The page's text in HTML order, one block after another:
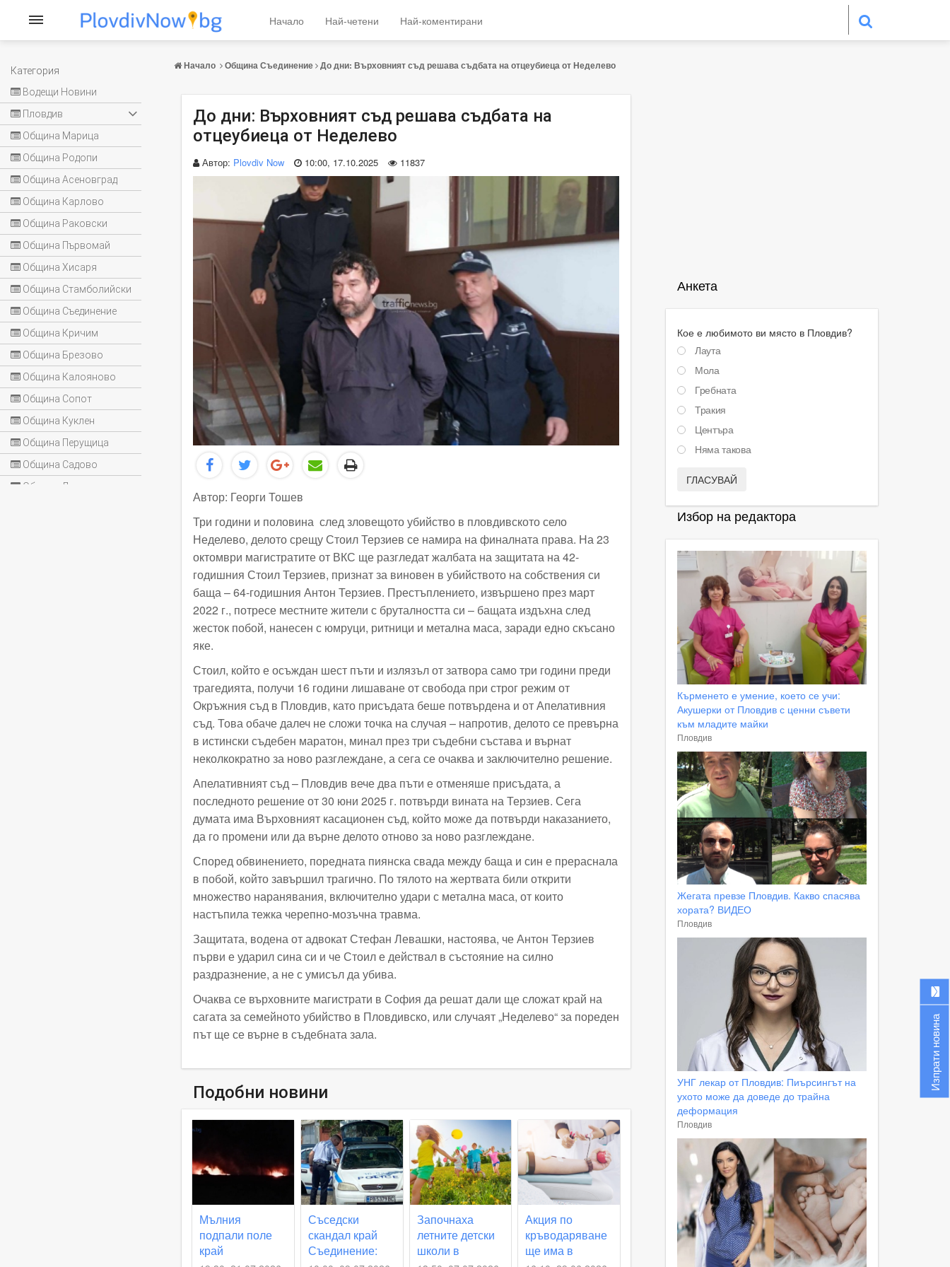
Категория
Водещи Новини
Пловдив
Община Марица
Община Родопи
Община Асеновград
Община Карлово
Община Раковски
Община Първомай
Община Хисаря
Община Стамболийски
Община Съединение
Община Кричим
Община Брезово
Община Калояново
Община Сопот
Община Куклен
Община Перущица
Община Садово
Община Лъки
Начало Най-четени Най-коментирани
Начало Община Съединение До дни: Върховният съд решава съдбата на отцеубиеца от Неделево
До дни: Върховният съд решава съдбата на
отцеубиеца от Неделево
Автор: Plovdiv Now 10:00, 17.10.2025 11837
Автор: Георги Тошев
Три години и половина след зловещото убийство в пловдивското село
Неделево, делото срещу Стоил Терзиев се намира на финалната права. На 23
октомври магистратите от ВКС ще разгледат жалбата на защитата на 42-
годишния Стоил Терзиев, признат за виновен в убийството на собствения си
баща – 64-годишния Антон Терзиев. Престъплението, извършено през март
2022 г., потресе местните жители с бруталността си – бащата издъхна след
жесток побой, нанесен с юмруци, ритници и метална маса, заради едно скъсано
яке.
Стоил, който е осъждан шест пъти и излязъл от затвора само три години преди
трагедията, получи 16 години лишаване от свобода при строг режим от
Окръжния съд в Пловдив, като присъдата беше потвърдена и от Апелативния
съд. Това обаче далеч не сложи точка на случая – напротив, делото се превърна
в истински съдебен маратон, минал през три съдебни състава и върнат
неколкократно за ново разглеждане, а сега се очаква и заключително решение.
Апелативният съд – Пловдив вече два пъти е отменяше присъдата, а
последното решение от 30 юни 2025 г. потвърди вината на Терзиев. Сега
думата има Върховният касационен съд, който може да потвърди наказанието,
да го промени или да върне делото отново за ново разглеждане.
Според обвинението, поредната пиянска свада между баща и син е прераснала
в побой, който завършил трагично. По тялото на жертвата били открити
множество наранявания, включително удари с метална маса, от които
настъпила тежка черепно-мозъчна травма.
Защитата, водена от адвокат Стефан Левашки, настоява, че Антон Терзиев
първи е ударил сина си и че Стоил е действал в състояние на силно
раздразнение, а не с умисъл да убива.
Очаква се върховните магистрати в София да решат дали ще сложат край на
сагата за семейното убийство в Пловдивско, или случаят „Неделево“ за пореден
път ще се върне в съдебната зала.
Подобни новини
Мълния
подпали поле
край
Съседски
скандал край
Съединение:
Започнаха
летните детски
школи в
Акция по
кръводаряване
ще има в
Анкета
Кое е любимото ви място в Пловдив?
Лаута
Мола
Гребната
Тракия
Центъра
Няма такова
ГЛАСУВАЙ
Избор на редактора
Кърменето е умение, което се учи:
Акушерки от Пловдив с ценни съвети
към младите майки
Пловдив
Жегата превзе Пловдив. Какво спасява
хората? ВИДЕО
Пловдив
УНГ лекар от Пловдив: Пиърсингът на
ухото може да доведе до трайна
деформация
Пловдив
Изпрати новина